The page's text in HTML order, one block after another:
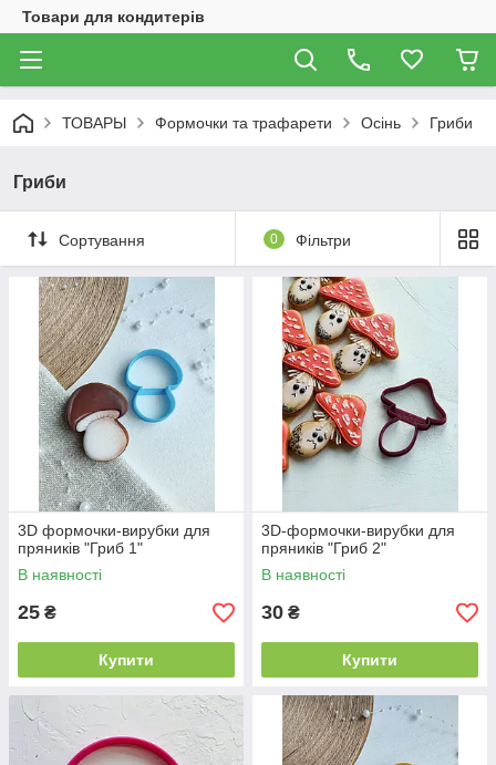
Товари для кондитерів
ТОВАРЫ Формочки та трафарети Осінь Гриби
Гриби
Сортування 0 Фільтри
3D формочки-вирубки для
пряників "Гриб 1"
В наявності
25 ₴
Купити
3D-формочки-вирубки для
пряників "Гриб 2"
В наявності
30 ₴
Купити